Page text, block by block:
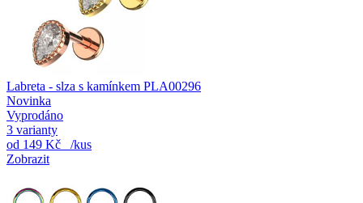
Labreta - slza s kamínkem PLA00296
Novinka
Vyprodáno
3 varianty
od 149 Kč
/kus
Zobrazit